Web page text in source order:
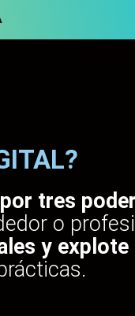
tres
o
y